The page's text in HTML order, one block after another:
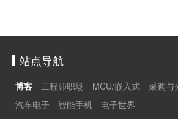
站点导航
博客 工程师职场 MCU/嵌入式 采购与
汽车电子
智能手机 电子世界